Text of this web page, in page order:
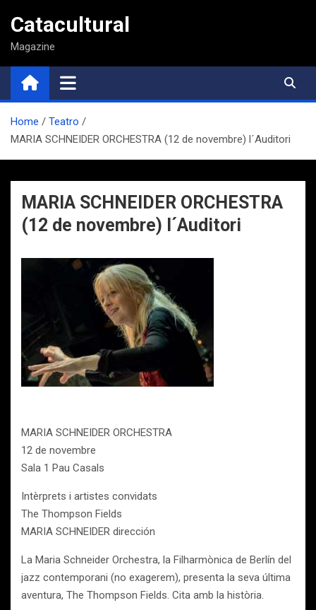
contenido
Catacultural
Magazine
Home
Teatro
MARIA SCHNEIDER ORCHESTRA (12 de novembre) l´Auditori
MARIA SCHNEIDER ORCHESTRA
(12 de novembre) l´Auditori
MARIA SCHNEIDER ORCHESTRA
12 de novembre
Sala 1 Pau Casals
Intèrprets i artistes convidats
The Thompson Fields
MARIA SCHNEIDER dirección
La Maria Schneider Orchestra, la Filharmònica de Berlín del
jazz contemporani (no exagerem), presenta la seva última
aventura, The Thompson Fields. Cita amb la història.